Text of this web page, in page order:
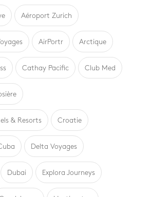
Aéroport Zurich
AirPortr Arctique
Cathay Pacific Club Med
& Resorts Croatie
Delta Voyages
Dubai Explora Journeys